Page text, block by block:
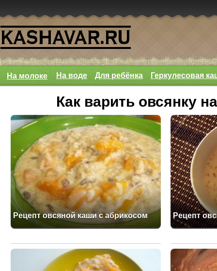
На молоке На воде Для ребёнка Геркулесовая
Как варить овсянку
Рецепт овсяной каши с абрикосом Рецепт